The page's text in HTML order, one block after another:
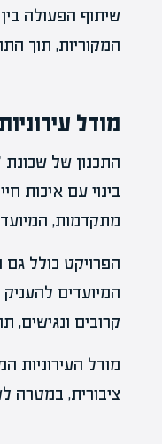
שיתוף הפעולה
המקוריות, תוך
מודל
התכנון של שכונת
בינוי עם איכות
מתקדמות,
הפרויקט כולל גם
המיועדים
קרובים ונגישים,
מודל העירוניות
ציבורית, במטרה